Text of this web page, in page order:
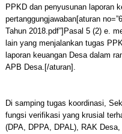
PPKD dan penyusunan laporan
pertanggungjawaban[aturan
Tahun 2018.pdf”]Pasal 5 (2) e.
lain yang menjalankan tugas
laporan keuangan Desa dalam
APB Desa.[/aturan].
Di samping tugas koordinasi,
fungsi verifikasi yang krusial
(DPA, DPPA, DPAL), RAK